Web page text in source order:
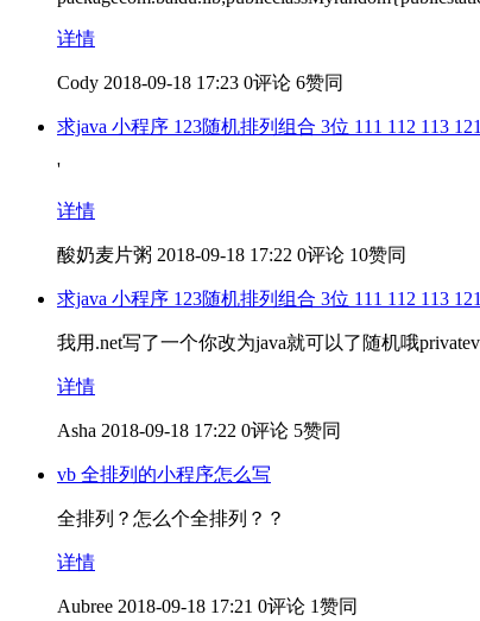
详情
Cody 2018-09-18 17:23 0评论 6赞同
求java 小程序 123随机排列组合 3位 111 112 113
'
详情
酸奶麦片粥 2018-09-18 17:22 0评论 10赞同
求java 小程序 123随机排列组合 3位 111 112 113
我用.net写了一个你改为java就可以了随机哦
详情
Asha 2018-09-18 17:22 0评论 5赞同
vb 全排列的小程序怎么写
全排列？怎么个全排列？？
详情
Aubree 2018-09-18 17:21 0评论 1赞同